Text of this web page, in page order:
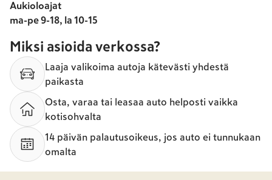
Aukioloajat
ma-pe 9-18, la 10-15
Miksi asioida verkossa?
Laaja valikoima autoja kätevästi yhdestä
paikasta
Osta, varaa tai leasaa auto helposti vaikka
kotisohvalta
14 päivän palautusoikeus, jos auto ei tunnukaan
omalta